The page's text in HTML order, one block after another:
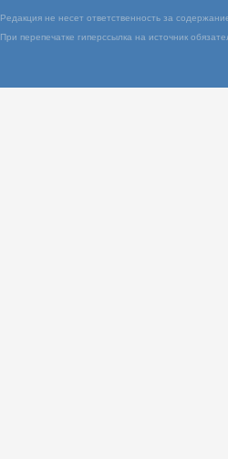
Редакция не несет ответственность за